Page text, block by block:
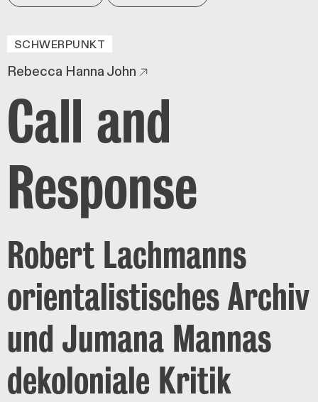
SCHWERPUNKT
Rebecca Hanna John
Call and
Response
Robert Lachmanns
orientalistisches Archiv
und Jumana Mannas
dekoloniale Kritik